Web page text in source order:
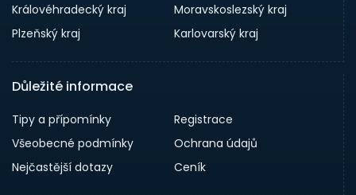
Královéhradecký kraj
Moravskoslezský kraj
Plzeňský kraj
Karlovarský kraj
Důležité informace
Tipy a přípomínky
Registrace
Všeobecné podmínky
Ochrana údajů
Nejčastější dotazy
Ceník